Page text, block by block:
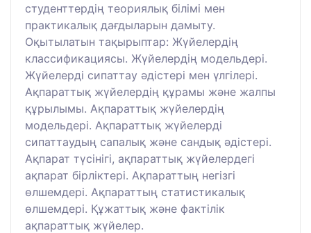
студенттердің теориялық білімі мен
практикалық дағдыларын дамыту.
Оқытылатын тақырыптар: Жүйелердің
классификациясы. Жүйелердің модельдері.
Жүйелерді сипаттау әдістері мен үлгілері.
Ақпараттық жүйелердің құрамы және жалпы
құрылымы. Ақпараттық жүйелердің
модельдері. Ақпараттық жүйелерді
сипаттаудың сапалық және сандық әдістері.
Ақпарат түсінігі, ақпараттық жүйелердегі
ақпарат бірліктері. Ақпараттың негізгі
өлшемдері. Ақпараттың статистикалық
өлшемдері. Құжаттық және фактілік
ақпараттық жүйелер.